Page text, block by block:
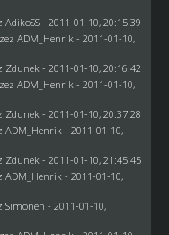
AdikoSS - 2011-01-10, 20:15:39
ADM_Henrik - 2011-01-10,
Zdunek - 2011-01-10, 20:16:42
ADM_Henrik - 2011-01-10,
Zdunek - 2011-01-10, 20:37:28
ADM_Henrik - 2011-01-10,
Zdunek - 2011-01-10, 21:45:45
ADM_Henrik - 2011-01-10,
Simonen - 2011-01-10,